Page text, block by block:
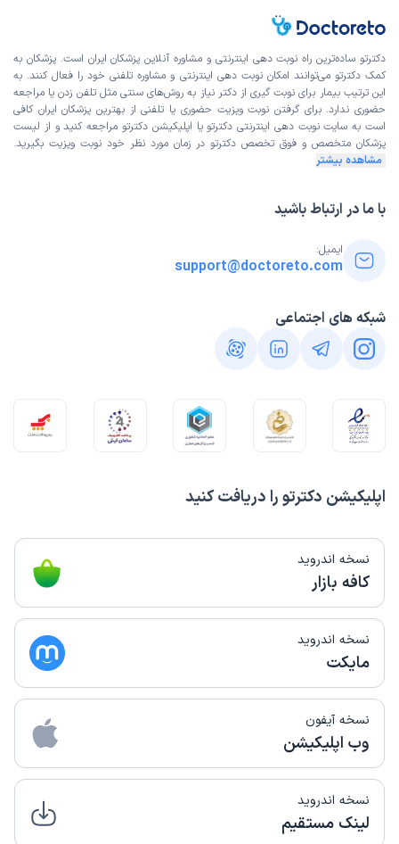
اپلیکیشن دکترتو را دریافت کنید
نسخه اندروید
کافه بازار
نسخه اندروید
مایکت
نسخه آیفون
وب اپلیکیشن
نسخه اندروید
لینک مستقیم
دکترتو ساده‌ترین راه نوبت‌ دهی اینترنتی و مشاوره آنلاین پزشکان ایران است. پزشکان به
کمک دکترتو می‌توانند امکان نوبت دهی اینترنتی و مشاوره تلفنی خود را فعال کنند. به
این ترتیب بیمار برای نوبت گیری از دکتر نیاز به روش‌های سنتی مثل تلفن زدن یا مراجعه
حضوری ندارد. برای گرفتن نوبت ویزیت حضوری یا تلفنی از بهترین پزشکان ایران کافی
است به سایت نوبت دهی اینترنتی دکترتو یا اپلیکیشن دکترتو مراجعه کنید و از لیست
پزشکان متخصص و فوق تخصص دکترتو در زمان مورد نظر خود نوبت ویزیت بگیرید.
مشاهده بیشتر
با ما در ارتباط باشید
ایمیل:
support@doctoreto.com
شبکه های اجتماعی